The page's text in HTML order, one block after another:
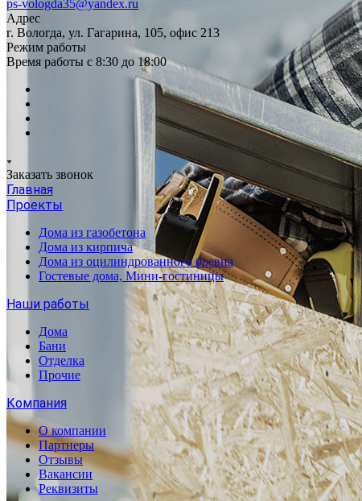
ps-vologda35@yandex.ru
Адрес
г. Вологда, ул. Гагарина, 105, офис 213
Режим работы
Время работы с 8:30 до 18:00
Заказать звонок
Главная
Проекты
Дома из газобетона
Дома из кирпича
Дома из оцилиндрованного бревна
Гостевые дома, Мини-гостиницы
Наши работы
Дома
Бани
Отделка
Прочие
Компания
О компании
Партнеры
Отзывы
Вакансии
Реквизиты